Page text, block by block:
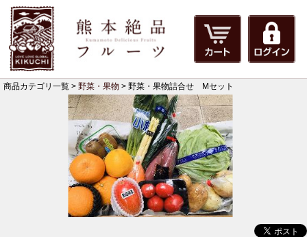
商品カテゴリ一覧 > 野菜・果物 > 野菜・果物詰合せ Mセット